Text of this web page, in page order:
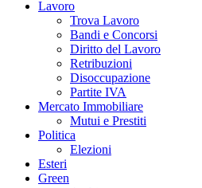
Lavoro
Trova Lavoro
Bandi e Concorsi
Diritto del Lavoro
Retribuzioni
Disoccupazione
Partite IVA
Mercato Immobiliare
Mutui e Prestiti
Politica
Elezioni
Esteri
Green